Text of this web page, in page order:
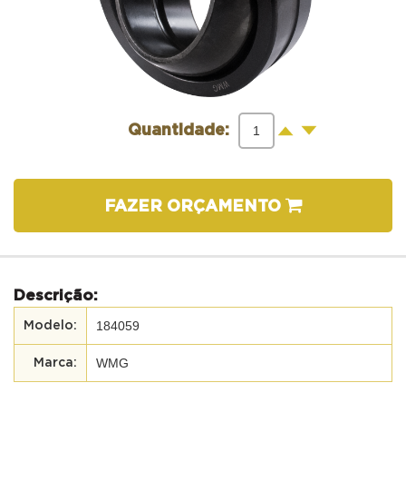
Quantidade: + -
FAZER ORÇAMENTO
Descrição:
184059
WMG